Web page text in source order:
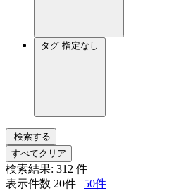
タグ 指定なし
検索する
すべてクリア
検索結果: 312 件
表示件数 20件 | 50件